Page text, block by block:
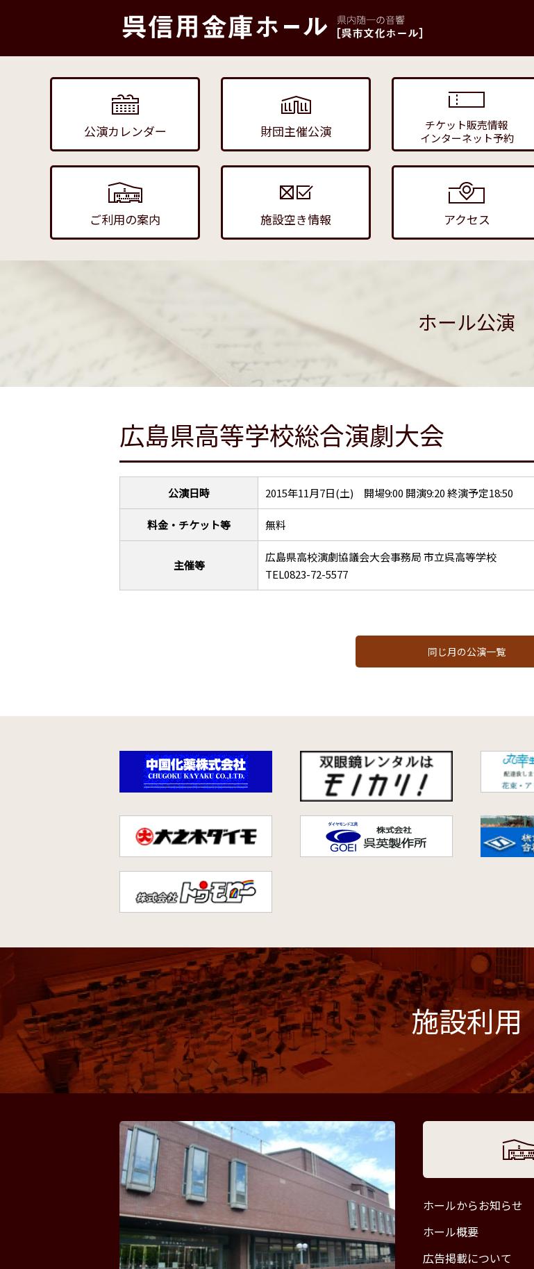
公演カレンダー 財団主催公演
チケット販売情報
インターネット予約
ご利用の案内 施設空き情報 アクセス
ホール公演
広島県高等学校総合演劇大会
公演日時 2015年11月7日(土) 開場9:00 開演9:20 終演予定18:50
料金・チケット等 無料
主催等
広島県高校演劇協議会大会事務局 市立呉高等学校
TEL0823-72-5577
同じ月の公演一覧
施設利用
ホールからお知らせ
ホール概要
広告掲載について